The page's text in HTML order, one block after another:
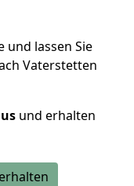
und lassen Sie
Vaterstetten
und erhalten